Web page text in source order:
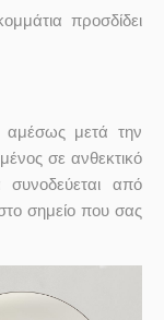
προσδίδει
αμέσως μετά την
σε ανθεκτικό
από
σημείο που σας